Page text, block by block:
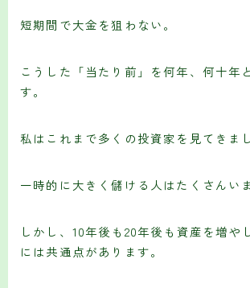
短期間で大金を狙わない。
こうした「当たり前」を何年、何十年
す。
私はこれまで多くの投資家を見てきま
一時的に大きく儲ける人はたくさんい
しかし、10年後も20年後も資産を増や
には共通点があります。